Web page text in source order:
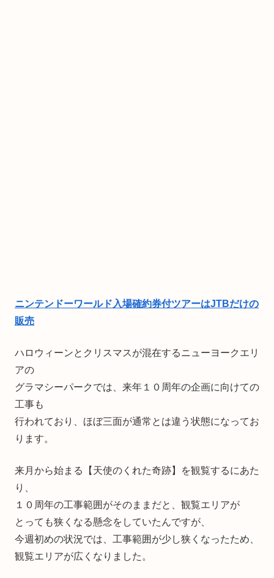
ニンテンドーワールド入場確約券付ツアーはJTBだけの
販売
ハロウィーンとクリスマスが混在するニューヨークエリ
アの
グラマシーパークでは、来年１０周年の企画に向けての
工事も
行われており、ほぼ三面が通常とは違う状態になってお
ります。
来月から始まる【天使のくれた奇跡】を観覧するにあた
り、
１０周年の工事範囲がそのままだと、観覧エリアが
とっても狭くなる懸念をしていたんですが、
今週初めの状況では、工事範囲が少し狭くなったため、
観覧エリアが広くなりました。